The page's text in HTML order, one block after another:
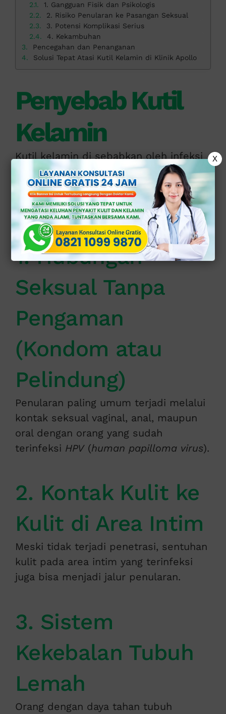
1. Gangguan Fisik dan Psikologis
2. Risiko Penularan ke Pasangan Seksual
3. Potensi Komplikasi Serius
4. Kekambuhan
Pencegahan dan Penanganan
Solusi Tepat Atasi Kutil Kelamin di Klinik Apollo
Penyebab Kutil
Kelamin
Kutil kelamin di sebabkan oleh infeksi
Human Papilloma Virus
(HPV
), terutama
tipe 6 dan 11.
Virus ini menular melalui:
1. Hubungan
Seksual Tanpa
Pengaman
(Kondom atau
Pelindung)
Penularan paling umum terjadi melalui
kontak seksual vaginal, anal, maupun
oral dengan orang yang sudah
terinfeksi HPV(human papilloma virus).
2. Kontak Kulit ke
Kulit di Area Intim
Meski tidak terjadi penetrasi, sentuhan
kulit pada area intim yang terinfeksi
juga bisa menjadi jalur penularan.
3. Sistem
Kekebalan Tubuh
Lemah
Orang dengan daya tahan tubuh
X